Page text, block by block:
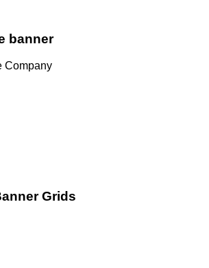
banner
Company
Grids